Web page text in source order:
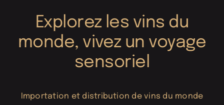
Explorez les vins du
monde, vivez un voyage
sensoriel
Importation et distribution de vins du monde